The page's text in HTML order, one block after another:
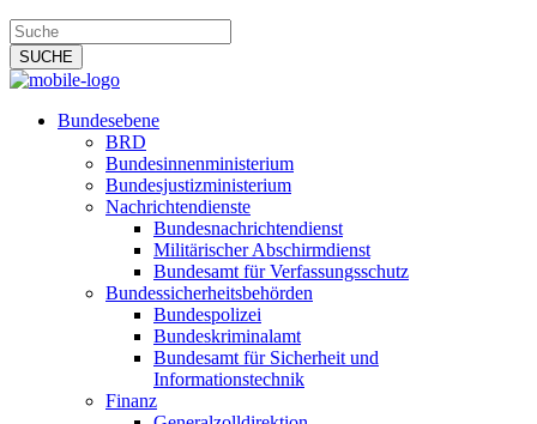
Bundesebene
BRD
Bundesinnenministerium
Bundesjustizministerium
Nachrichtendienste
Bundesnachrichtendienst
Militärischer Abschirmdienst
Bundesamt für Verfassungsschutz
Bundessicherheitsbehörden
Bundespolizei
Bundeskriminalamt
Bundesamt für Sicherheit und
Informationstechnik
Finanz